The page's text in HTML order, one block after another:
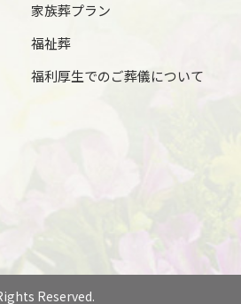
家族葬プラン
福祉葬
福利厚生でのご葬儀について
Reserved.